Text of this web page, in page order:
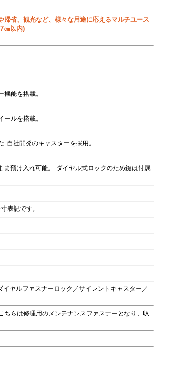
省、観光など、様々な用途に応えるマルチユース
㎝以内)
能を搭載。
ルを搭載。
自社開発のキャスターを採用。
預け入れ可能。 ダイヤル式ロックのため鍵は付属
表記です。
ヤルファスナーロック／サイレントキャスター／
らは修理用のメンテナンスファスナーとなり、収